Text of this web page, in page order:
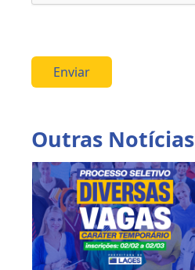
Enviar
Outras Notícias